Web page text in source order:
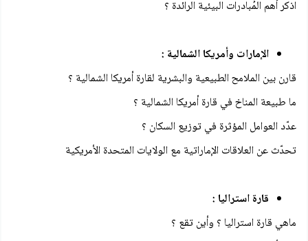
اذكر أهم المُبادرات البيئية الرائدة ؟
الإمارات وأمريكا الشمالية :
قارن بين الملامح الطبيعية والبشرية لقارة أمريكا الشمالية ؟
ما طبيعة المناخ في قارة أمريكا الشمالية ؟
عدّد العوامل المؤثرة في توزيع السكان ؟
تحدّث عن العلاقات الإماراتية مع الولايات المتحدة الأمريكية
قارة استراليا :
ماهي قارة استراليا ؟ وأين تقع ؟